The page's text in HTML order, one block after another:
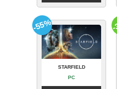
STARFIELD
PC
-55% -